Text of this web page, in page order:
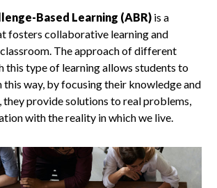
Based Learning (ABR) is a
fosters collaborative learning and
The approach of different
this type of learning allows students to
way, by focusing their knowledge and
they provide solutions to real problems,
with the reality in which we live.